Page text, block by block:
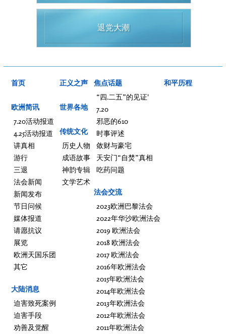
退党大潮
首页
欧洲简讯
7.20活动报道
4.25活动报道
讲真相
游行
三退
法会新闻
新闻发布
节日问候
媒体报道
请愿抗议
展览
欧洲天国乐团
其它
大陆消息
迫害致死案例
迫害手段
劝善及觉醒
正义之声
世界各地
传统文化
历史人物
成语故事
神韵专辑
文学艺术
焦点话题
“四.二五”的见证'
7.20
邪恶的610
时事评述
敛财与豪宅
天安门“自焚”真相
吃药问题
法会交流
2023欧洲巴黎法会
2022年华沙欧洲法会
2019 欧洲法会
2018 欧洲法会
2017 欧洲法会
2016年欧洲法会
2015年欧洲法会
2014年欧洲法会
2013年欧洲法会
2012年欧洲法会
2011年欧洲法会
和平历程